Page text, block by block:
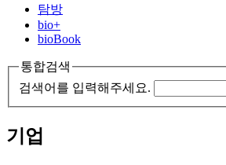
탐방
bio+
bioBook
통합검색
검색어를 입력해주세요.
기업